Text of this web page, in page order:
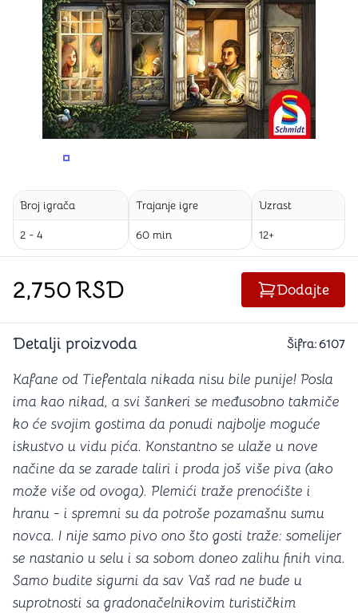
PROMENITE UGAO GLEDANJA
Broj igrača
2 - 4
Trajanje igre
60 min
Uzrast
12+
2,750RSD Dodajte
Detalji proizvoda Šifra:6107
Kafane od Tiefentala nikada nisu bile punije! Posla
ima kao nikad, a svi šankeri se međusobno takmiče
ko će svojim gostima da ponudi najbolje moguće
iskustvo u vidu pića. Konstantno se ulaže u nove
načine da se zarade taliri i proda još više piva (ako
može više od ovoga). Plemići traže prenoćište i
hranu - i spremni su da potroše pozamašnu sumu
novca. I nije samo pivo ono što gosti traže: somelijer
se nastanio u selu i sa sobom doneo zalihu finih vina.
Samo budite sigurni da sav Vaš rad ne bude u
suprotnosti sa gradonačelnikovim turističkim